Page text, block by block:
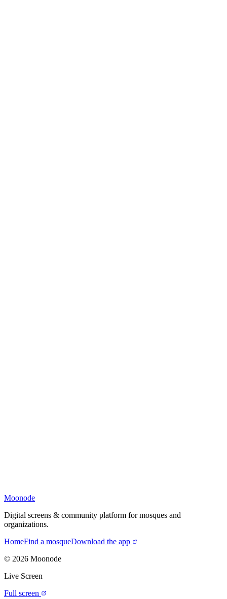
Moonode
Digital screens & community platform for mosques and
organizations.
HomeFind a mosqueDownload the app
© 2026 Moonode
Live Screen
Full screen